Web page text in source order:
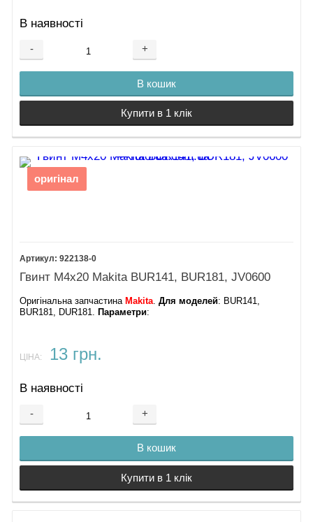
В наявності
- +
В кошик
Купити в 1 клік
оригінал
922138-0
Гвинт М4х20 Makita BUR141, BUR181, JV0600
Оригінальна запчастина Makita.Для моделей: BUR141,
BUR181, DUR181. Параметри:
ЦІНА: 13 грн.
В наявності
- +
В кошик
Купити в 1 клік